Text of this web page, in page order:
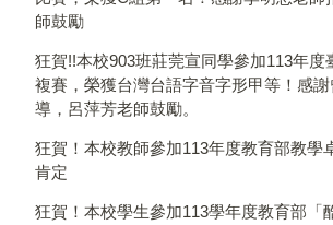
師鼓勵
狂賀!!本校903班莊莞宣同學參加113年度
複賽，榮獲台灣台語字音字形甲等！感
導，呂萍芳老師鼓勵。
狂賀！本校教師參加113年度教育部教學
肯定
狂賀！本校學生參加113學年度教育部「